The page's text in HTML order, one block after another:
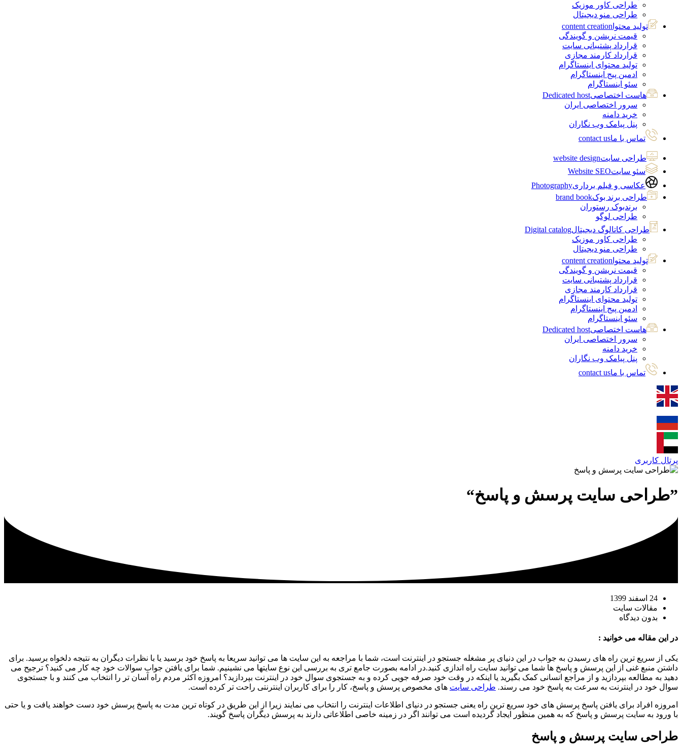
طراحی کاور موزیک
طراحی منو دیجیتال
تولید محتوا content creation
قیمت نریشن و گویندگی
قرارداد پشتیبانی سایت
قرارداد کارمند مجازی
تولید محتوای اینستاگرام
ادمین پیج اینستاگرام
سئو اینستاگرام
هاست اختصاصیDedicated host
سرور اختصاصی ایران
خرید دامنه
پنل پیامک وب نگاران
تماس با ماcontact us
طراحی سایتwebsite design
سئو سایتWebsite SEO
عکاسی و فیلم برداریPhotography
طراحی برند بوکbrand book
برندبوک رستوران
طراحی لوگو
طراحی کاتالوگ دیجیتالDigital catalog
طراحی کاور موزیک
طراحی منو دیجیتال
تولید محتوا content creation
قیمت نریشن و گویندگی
قرارداد پشتیبانی سایت
قرارداد کارمند مجازی
تولید محتوای اینستاگرام
ادمین پیج اینستاگرام
سئو اینستاگرام
هاست اختصاصیDedicated host
سرور اختصاصی ایران
خرید دامنه
پنل پیامک وب نگاران
تماس با ماcontact us
پرتال کاربری
”طراحی سایت پرسش و پاسخ“
24 اسفند 1399
مقالات سایت
بدون دیدگاه
در این مقاله می خوانید :
یکی از سریع ترین راه های رسیدن به جواب در این دنیای پر مشغله جستجو در اینترنت است، شما با مراجعه به این سایت ها می توانید سریعا به پاسخ خود برسید یا با نظرات دیگران به نتیجه دلخواه برسید. برای
داشتن منبع غنی از این پرسش و پاسخ ها شما می توانید سایت راه اندازی کنید.در ادامه بصورت جامع تری به بررسی این نوع سایتها می نشینیم. شما برای یافتن جواب سوالات خود چه کار می کنید؟ ترجیح می
دهید به مطالعه بپردازید و از مراجع انسانی کمک بگیرید یا اینکه در وقت خود صرفه جویی کرده و به جستجوی سوال خود در اینترنت بپردازید؟ امروزه اکثر مردم راه آسان تر را انتخاب می کنند و با جستجوی
سوال خود در اینترنت به سرعت به پاسخ خود می رسند. طراحی سایت های مخصوص پرسش و پاسخ، کار را برای کاربران اینترنتی راحت تر کرده است.
امروزه افراد برای یافتن پاسخ پرسش های خود سریع ترین راه یعنی جستجو در دنیای اطلاعات اینترنت را انتخاب می نمایند زیرا از این طریق در کوتاه ترین مدت به پاسخ پرسش خود دست خواهند یافت و یا حتی
با ورود به سایت پرسش و پاسخ که به همین منظور ایجاد گردیده است می توانند اگر در زمینه خاصی اطلاعاتی دارند به پرسش دیگران پاسخ گویند.
طراحی سایت پرسش و پاسخ